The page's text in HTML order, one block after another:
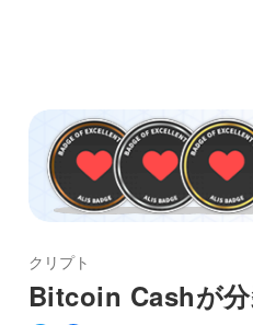
クリプト
Bitcoin Cashが